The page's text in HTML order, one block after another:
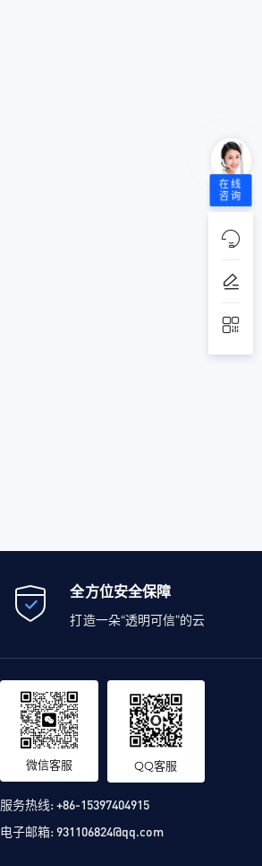
全方位安全保障
打造一朵“透明可信”的云
微信客服 QQ客服
服务热线:+86-15397404915
电子邮箱:931106824@qq.com
在线
咨询